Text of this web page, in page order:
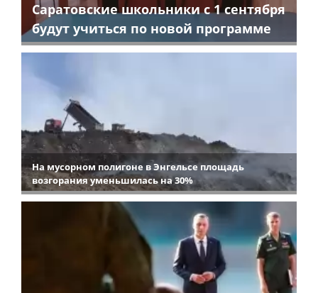
Саратовские школьники с 1 сентября
будут учиться по новой программе
На мусорном полигоне в Энгельсе площадь
возгорания уменьшилась на 30%